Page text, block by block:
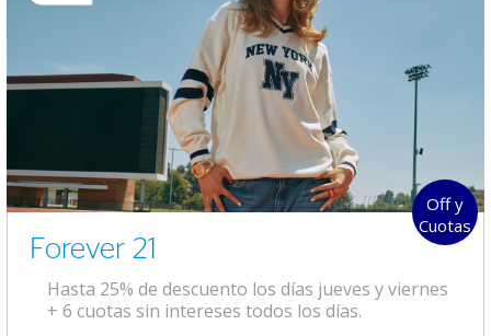
Off y
Cuotas
Forever 21
Hasta 25% de descuento los días jueves y viernes
+ 6 cuotas sin intereses todos los días.